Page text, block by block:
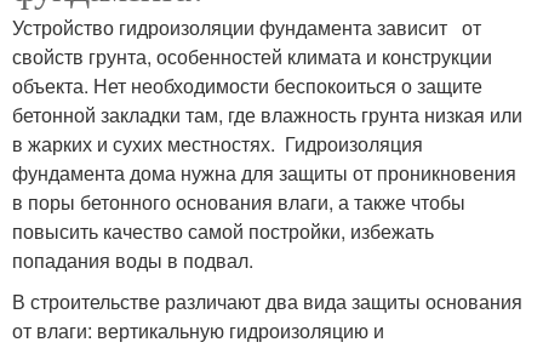
Устройство гидроизоляции фундамента зависит от
свойств грунта, особенностей климата и конструкции
объекта. Нет необходимости беспокоиться о защите
бетонной закладки там, где влажность грунта низкая или
в жарких и сухих местностях. Гидроизоляция
фундамента дома нужна для защиты от проникновения
в поры бетонного основания влаги, а также чтобы
повысить качество самой постройки, избежать
попадания воды в подвал.
В строительстве различают два вида защиты основания
от влаги: вертикальную гидроизоляцию и